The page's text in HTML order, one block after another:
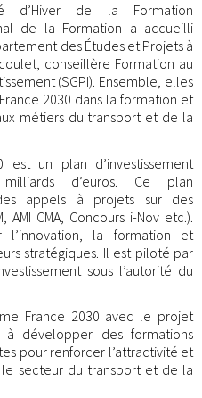
d’Hiver de la Formation
de la Formation a accueilli
des Études et Projets à
conseillère Formation au
(SGPI). Ensemble, elles
2030 dans la formation et
métiers du transport et de la
est un plan d’investissement
d’euros. Ce plan
appels à projets sur des
AMI CMA, Concours i-Nov etc.).
la formation et
stratégiques. Il est piloté par
sous l’autorité du
France 2030 avec le projet
à développer des formations
pour renforcer l’attractivité et
le secteur du transport et de la